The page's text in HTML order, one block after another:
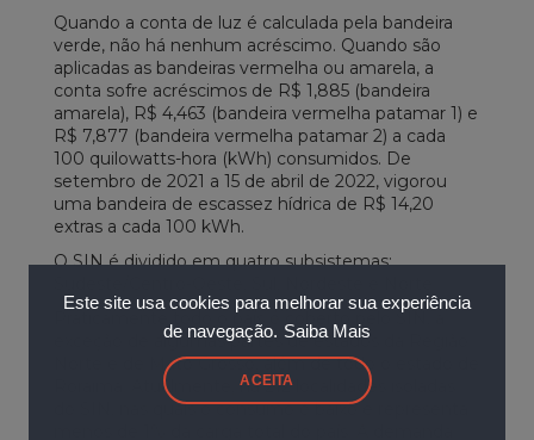
Este site usa cookies para melhorar sua experiência
de navegação. Saiba Mais
ACEITA
Quando a conta de luz é calculada pela bandeira
verde, não há nenhum acréscimo. Quando são
aplicadas as bandeiras vermelha ou amarela, a
conta sofre acréscimos de R$ 1,885 (bandeira
amarela), R$ 4,463 (bandeira vermelha patamar 1) e
R$ 7,877 (bandeira vermelha patamar 2) a cada
100 quilowatts-hora (kWh) consumidos. De
setembro de 2021 a 15 de abril de 2022, vigorou
uma bandeira de escassez hídrica de R$ 14,20
extras a cada 100 kWh.
O SIN é dividido em quatro subsistemas:
Praticamente todo o país é coberto pelo SIN, à
exceção de algumas partes de estados da Região
Norte e de Mato Grosso, além de todo o estado de
Roraima. Atualmente, há 212 localidades isoladas
do SIN, nas quais o consumo é baixo e representa